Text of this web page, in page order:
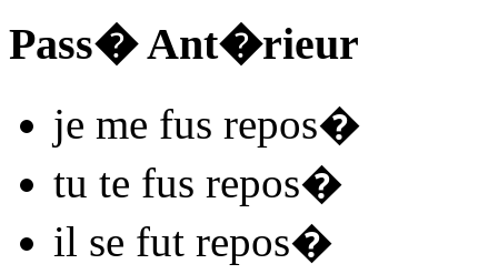
Pass� Ant�rieur
je me fus repos�
tu te fus repos�
il se fut repos�